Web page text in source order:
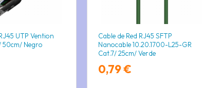
UTP Vention
50cm/ Negro
Cable de Red RJ45 SFTP
Nanocable 10.20.1700-L25-GR
Cat.7/ 25cm/ Verde
0,79 €